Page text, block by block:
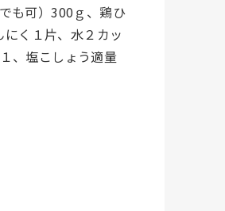
も可）300ｇ、鶏ひ
く１片、水２カッ
、塩こしょう適量